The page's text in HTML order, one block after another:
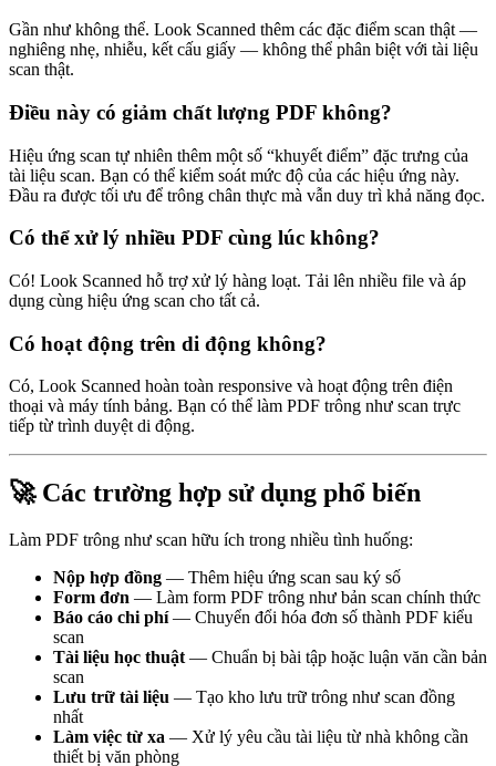
Gần như không thể. Look Scanned thêm các đặc điểm scan thật —
nghiêng nhẹ, nhiễu, kết cấu giấy — không thể phân biệt với tài liệu
scan thật.
Điều này có giảm chất lượng PDF không?
Hiệu ứng scan tự nhiên thêm một số “khuyết điểm” đặc trưng của
tài liệu scan. Bạn có thể kiểm soát mức độ của các hiệu ứng này.
Đầu ra được tối ưu để trông chân thực mà vẫn duy trì khả năng đọc.
Có thể xử lý nhiều PDF cùng lúc không?
Có! Look Scanned hỗ trợ xử lý hàng loạt. Tải lên nhiều file và áp
dụng cùng hiệu ứng scan cho tất cả.
Có hoạt động trên di động không?
Có, Look Scanned hoàn toàn responsive và hoạt động trên điện
thoại và máy tính bảng. Bạn có thể làm PDF trông như scan trực
tiếp từ trình duyệt di động.
🚀 Các trường hợp sử dụng phổ biến
Làm PDF trông như scan hữu ích trong nhiều tình huống:
Nộp hợp đồng — Thêm hiệu ứng scan sau ký số
Form đơn — Làm form PDF trông như bản scan chính thức
Báo cáo chi phí— Chuyển đổi hóa đơn số thành PDF kiểu
scan
Tài liệu học thuật — Chuẩn bị bài tập hoặc luận văn cần bản
scan
Lưu trữ tài liệu — Tạo kho lưu trữ trông như scan đồng
nhất
Làm việc từ xa — Xử lý yêu cầu tài liệu từ nhà không cần
thiết bị văn phòng